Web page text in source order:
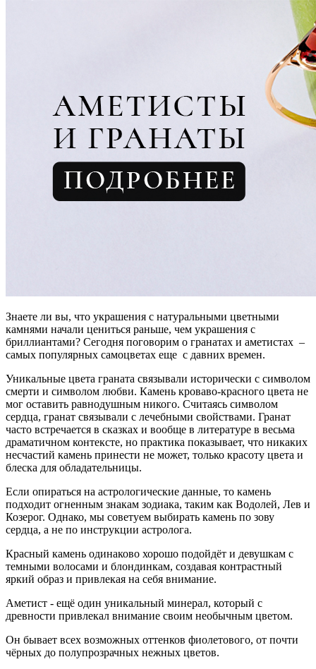
Знаете ли вы, что украшения с натуральными цветными
камнями начали цениться раньше, чем украшения с
бриллиантами? Сегодня поговорим о гранатах и аметистах –
самых популярных самоцветах еще с давних времен.
Уникальные цвета граната связывали исторически с символом
смерти и символом любви. Камень кроваво-красного цвета не
мог оставить равнодушным никого. Считаясь символом
сердца, гранат связывали с лечебными свойствами. Гранат
часто встречается в сказках и вообще в литературе в весьма
драматичном контексте, но практика показывает, что никаких
несчастий камень принести не может, только красоту цвета и
блеска для обладательницы.
Если опираться на астрологические данные, то камень
подходит огненным знакам зодиака, таким как Водолей, Лев и
Козерог. Однако, мы советуем выбирать камень по зову
сердца, а не по инструкции астролога.
Красный камень одинаково хорошо подойдёт и девушкам с
темными волосами и блондинкам, создавая контрастный
яркий образ и привлекая на себя внимание.
Аметист - ещё один уникальный минерал, который с
древности привлекал внимание своим необычным цветом.
Он бывает всех возможных оттенков фиолетового, от почти
чёрных до полупрозрачных нежных цветов.